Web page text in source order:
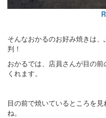
そんなおかるのお好み焼きは
判！
おかるでは、店員さんが目の
くれます。
目の前で焼いているところを
ね。